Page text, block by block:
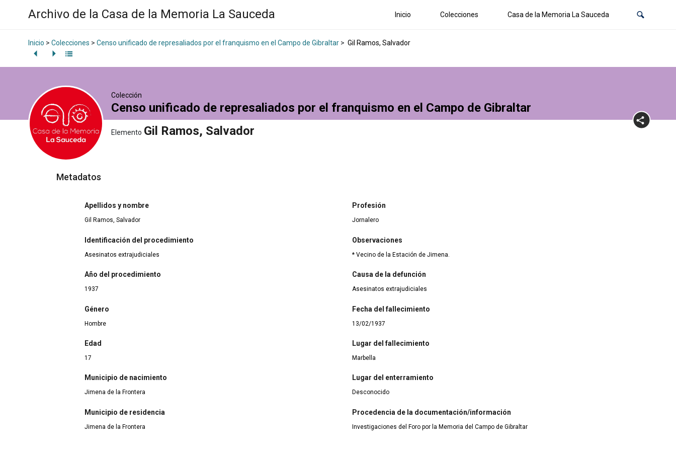
Archivo de la Casa de la Memoria La Sauceda Inicio Colecciones Casa de la Memoria La Sauceda
Inicio > Colecciones > Censo unificado de represaliados por el franquismo en el Campo de Gibraltar > Gil Ramos, Salvador
Colección
Censo unificado de represaliados por el franquismo en el Campo de Gibraltar
Elemento Gil Ramos, Salvador
Metadatos
Apellidos y nombre
Gil Ramos, Salvador
Identificación del procedimiento
Asesinatos extrajudiciales
Año del procedimiento
1937
Género
Hombre
Edad
17
Municipio de nacimiento
Jimena de la Frontera
Municipio de residencia
Jimena de la Frontera
Profesión
Jornalero
Observaciones
* Vecino de la Estación de Jimena.
Causa de la defunción
Asesinatos extrajudiciales
Fecha del fallecimiento
13/02/1937
Lugar del fallecimiento
Marbella
Lugar del enterramiento
Desconocido
Procedencia de la documentación/información
Investigaciones del Foro por la Memoria del Campo de Gibraltar